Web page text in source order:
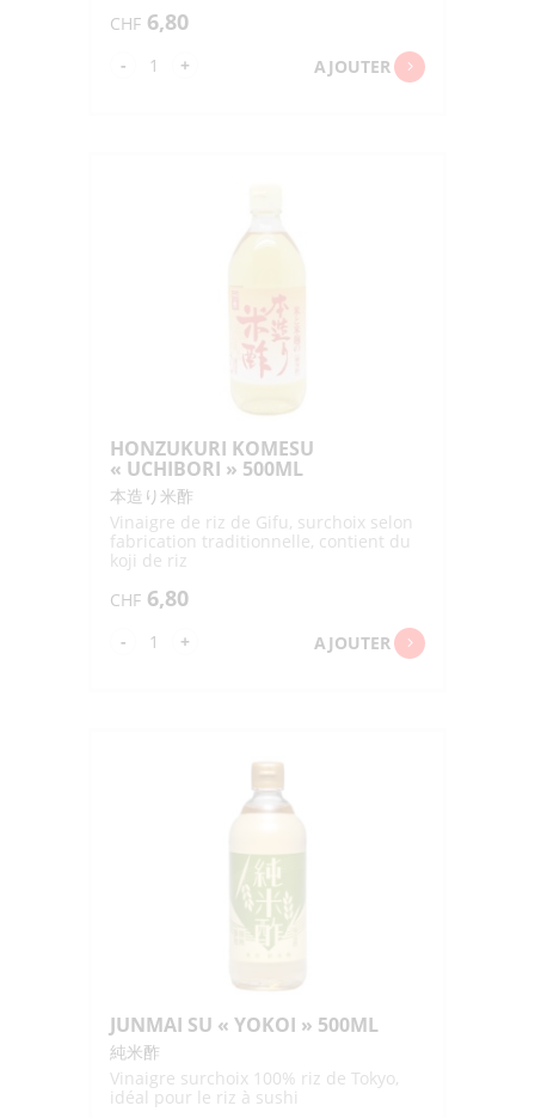
CHF 6,80
-
quantité
+ AJOUTER
HONZUKURI KOMESU
« UCHIBORI » 500ML
本造り米酢
Vinaigre de riz de Gifu, surchoix selon
fabrication traditionnelle, contient du
koji de riz
CHF 6,80
-
quantité
+ AJOUTER
JUNMAI SU « YOKOI » 500ML
純米酢
Vinaigre surchoix 100% riz de Tokyo,
idéal pour le riz à sushi